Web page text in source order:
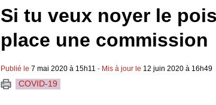
Si tu veux noyer le
place une commission
Publié le 7 mai 2020 à 15h11 - Mis à jour le 12 juin 2020 à 16h49
COVID-19